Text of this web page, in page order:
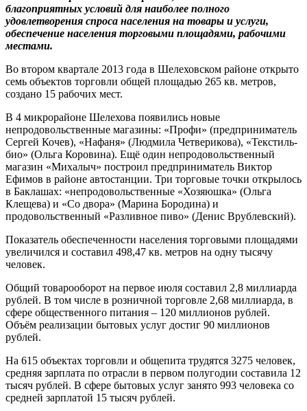
благоприятных условий для наиболее полного
удовлетворения спроса населения на товары и услуги,
обеспечение населения торговыми площадями, рабочими
местами.
Во втором квартале 2013 года в Шелеховском районе открыто
семь объектов торговли общей площадью 265 кв. метров,
создано 15 рабочих мест.
В 4 микрорайоне Шелехова появились новые
непродовольственные магазины: «Профи» (предприниматель
Сергей Кочев), «Нафаня» (Людмила Четверикова), «Текстиль-
био» (Ольга Коровина). Ещё один непродовольственный
магазин «Михалыч» построил предприниматель Виктор
Ефимов в районе автостанции. Три торговые точки открылось
в Баклашах: «непродовольственные «Хозяюшка» (Ольга
Клещева) и «Со двора» (Марина Бородина) и
продовольственный «Разливное пиво» (Денис Врублевский).
Показатель обеспеченности населения торговыми площадями
увеличился и составил 498,47 кв. метров на одну тысячу
человек.
Общий товарооборот на первое июля составил 2,8 миллиарда
рублей. В том числе в розничной торговле 2,68 миллиарда, в
сфере общественного питания – 120 миллионов рублей.
Объём реализации бытовых услуг достиг 90 миллионов
рублей.
На 615 объектах торговли и общепита трудятся 3275 человек,
средняя зарплата по отрасли в первом полугодии составила 12
тысяч рублей. В сфере бытовых услуг занято 993 человека со
средней зарплатой 15 тысяч рублей.